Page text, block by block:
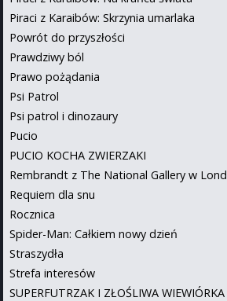
Piraci z Karaibów: Skrzynia umarlaka
Powrót do przyszłości
Prawdziwy ból
Prawo pożądania
Psi Patrol
Psi patrol i dinozaury
Pucio
PUCIO KOCHA ZWIERZAKI
Rembrandt z The National Gallery w
Requiem dla snu
Rocznica
Spider-Man: Całkiem nowy dzień
Straszydła
Strefa interesów
SUPERFUTRZAK I ZŁOŚLIWA WIEWIÓRKA